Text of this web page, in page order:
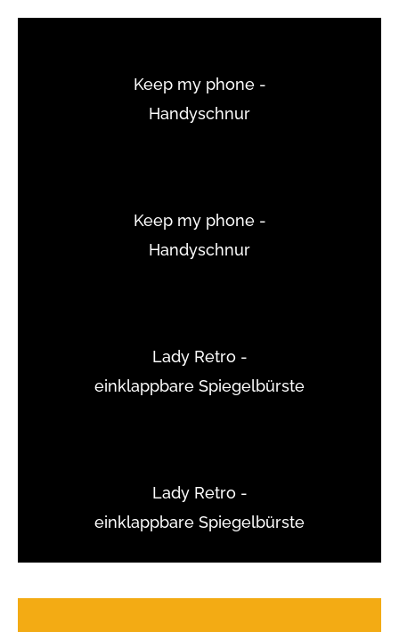
Keep my phone -
Handyschnur
Keep my phone -
Handyschnur
Lady Retro -
einklappbare Spiegelbürste
Lady Retro -
einklappbare Spiegelbürste